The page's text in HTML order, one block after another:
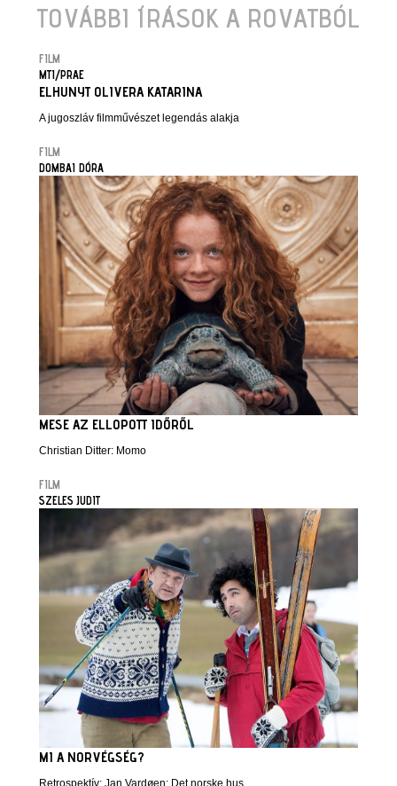
TOVÁBBI ÍRÁSOK A ROVATBÓL
FILM
MTI/PRAE
ELHUNYT OLIVERA KATARINA
A jugoszláv filmművészet legendás alakja
FILM
DOMBAI DÓRA
MESE AZ ELLOPOTT IDŐRŐL
Christian Ditter: Momo
FILM
SZELES JUDIT
MI A NORVÉGSÉG?
Retrospektív: Jan Vardøen: Det norske hus